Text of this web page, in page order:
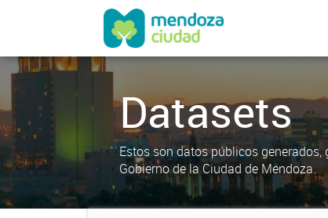
Datasets
Estos son datos públicos
Gobierno de la Ciudad de Mendoza.